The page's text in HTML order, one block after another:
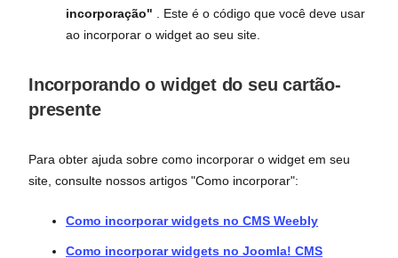
incorporação" . Este é o código que você deve usar
ao incorporar o widget ao seu site.
Incorporando o widget do seu cartão-
presente
Para obter ajuda sobre como incorporar o widget em seu
site, consulte nossos artigos "Como incorporar":
Como incorporar widgets no CMS Weebly
Como incorporar widgets no Joomla! CMS